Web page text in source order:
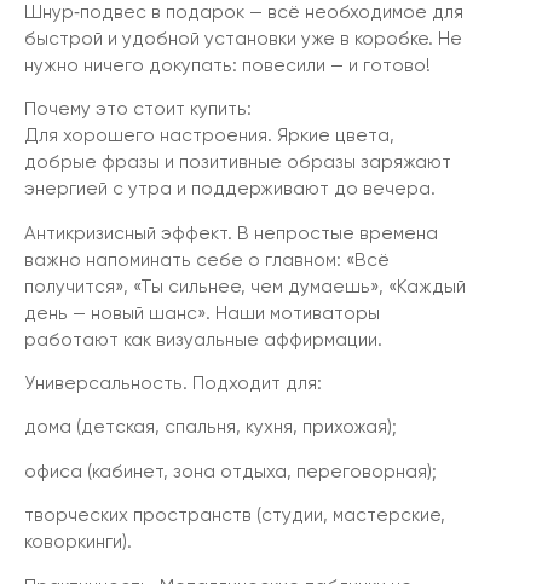
Шнур‑подвес в подарок — всё необходимое для
быстрой и удобной установки уже в коробке. Не
нужно ничего докупать: повесили — и готово!
Почему это стоит купить:
Для хорошего настроения. Яркие цвета,
добрые фразы и позитивные образы заряжают
энергией с утра и поддерживают до вечера.
Антикризисный эффект. В непростые времена
важно напоминать себе о главном: «Всё
получится», «Ты сильнее, чем думаешь», «Каждый
день — новый шанс». Наши мотиваторы
работают как визуальные аффирмации.
Универсальность. Подходит для:
дома (детская, спальня, кухня, прихожая);
офиса (кабинет, зона отдыха, переговорная);
творческих пространств (студии, мастерские,
коворкинги).